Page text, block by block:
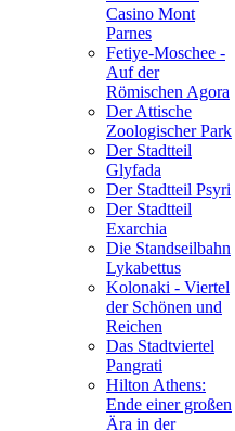
Casino Mont
Parnes
Fetiye-Moschee -
Auf der
Römischen Agora
Der Attische
Zoologischer Park
Der Stadtteil
Glyfada
Der Stadtteil Psyri
Der Stadtteil
Exarchia
Die Standseilbahn
Lykabettus
Kolonaki - Viertel
der Schönen und
Reichen
Das Stadtviertel
Pangrati
Hilton Athens:
Ende einer großen
Ära in der